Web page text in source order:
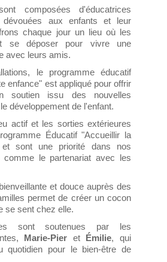
composées d'éducatrices
dévouées aux enfants et leur
chaque jour un lieu où les
se déposer pour vivre une
avec leurs amis.
le programme éducatif
enfance" est appliqué pour offrir
soutien issu des nouvelles
développement de l'enfant.
actif et les sorties extérieures
Éducatif "Accueillir la
et sont une priorité dans nos
comme le partenariat avec les
et douce auprès des
permet de créer un cocon
se sent chez elle.
sont soutenues par les
Marie-Pier et Émilie, qui
quotidien pour le bien-être de